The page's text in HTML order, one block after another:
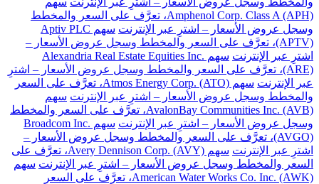
Amphenol Corp. Class A (APH)، تعرَّف على السعر والمخطط
وسجل عروض الأسعار – اشترِ عبر الإنترنت
سهم Aptiv PLC
(APTV)، تعرَّف على السعر والمخطط وسجل عروض الأسعار –
اشترِ عبر الإنترنت
سهم Alexandria Real Estate Equities Inc.
(ARE)، تعرَّف على السعر والمخطط وسجل عروض الأسعار – اشترِ
عبر الإنترنت
سهم Atmos Energy Corp. (ATO)، تعرَّف على السعر
والمخطط وسجل عروض الأسعار – اشترِ عبر الإنترنت سهم
AvalonBay Communities Inc. (AVB)، تعرَّف على السعر والمخطط
وسجل عروض الأسعار – اشترِ عبر الإنترنت
سهم Broadcom Inc.
(AVGO)، تعرَّف على السعر والمخطط وسجل عروض الأسعار –
اشترِ عبر الإنترنت
سهم Avery Dennison Corp. (AVY)، تعرَّف على
السعر والمخطط وسجل عروض الأسعار – اشترِ عبر الإنترنت سهم
American Water Works Co. Inc. (AWK)، تعرَّف على السعر